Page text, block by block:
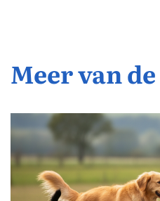
Meer van